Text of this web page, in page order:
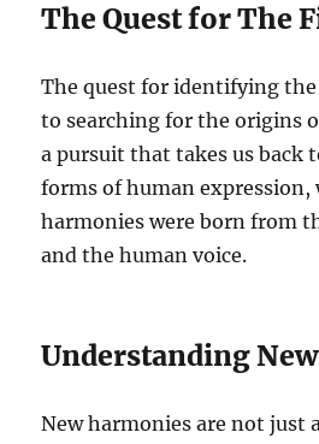
The Quest for The
The quest for identifying
to searching for the origins
a pursuit that takes us back
forms of human
harmonies were born from
and the human voice.
Understanding
New harmonies are not just